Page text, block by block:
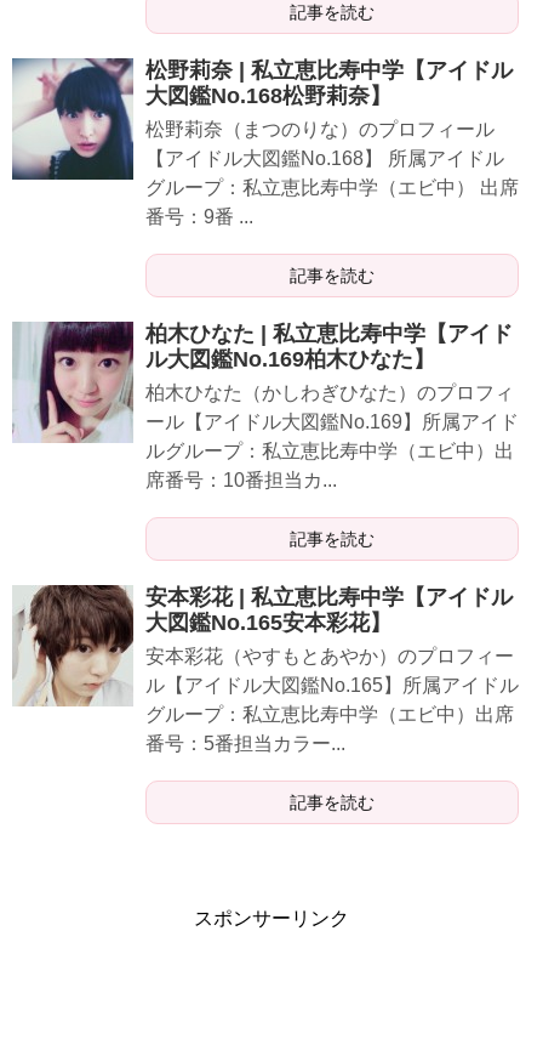
記事を読む
松野莉奈 | 私立恵比寿中学【アイドル
大図鑑No.168松野莉奈】
松野莉奈（まつのりな）のプロフィール
【アイドル大図鑑No.168】 所属アイドル
グループ：私立恵比寿中学（エビ中） 出席
番号：9番 ...
記事を読む
柏木ひなた | 私立恵比寿中学【アイド
ル大図鑑No.169柏木ひなた】
柏木ひなた（かしわぎひなた）のプロフィ
ール【アイドル大図鑑No.169】所属アイド
ルグループ：私立恵比寿中学（エビ中）出
席番号：10番担当カ...
記事を読む
安本彩花 | 私立恵比寿中学【アイドル
大図鑑No.165安本彩花】
安本彩花（やすもとあやか）のプロフィー
ル【アイドル大図鑑No.165】所属アイドル
グループ：私立恵比寿中学（エビ中）出席
番号：5番担当カラー...
記事を読む
スポンサーリンク